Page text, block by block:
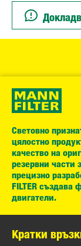
Световно
цялостно
качество на
резервни части
прецизно
FILTER създава
двигатели.
Кратки